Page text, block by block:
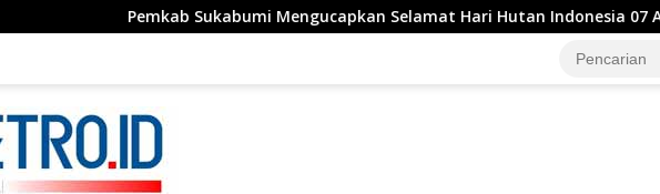
Pemkab Sukabumi Mengucapkan Selamat Hari Hutan Indonesia 07 Agustus 2026.